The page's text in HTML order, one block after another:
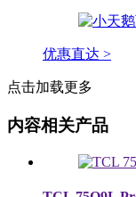
优惠直达 >
点击加载更多
内容相关产品